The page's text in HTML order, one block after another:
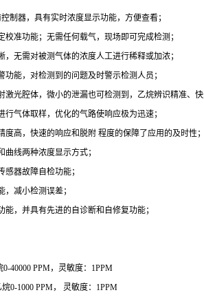
制器，具有实时浓度显示功能，方便查看；
准功能；无需任何载气，现场即可完成检测；
无需对被测气体的浓度人工进行稀释或加浓；
能，对检测到的问题及时警示检测人员；
激光腔体，微小的泄漏也可检测到，乙烷辨识精准、
气体取样，优化的气路使响应极为迅速；
度高，快速的响应和脱附 程度的保障了应用的及时性
线两种浓度显示方式；
器故障自检功能；
减小检测误差；
，并具有先进的自诊断和自修复功能；
0-40000 PPM， 灵敏度： 1PPM
烷0-1000 PPM， 灵敏度： 1PPM